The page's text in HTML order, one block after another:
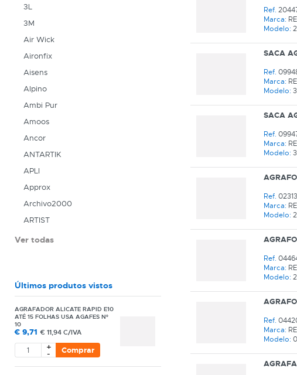
3L
3M
Air Wick
Aironfix
Aisens
Alpino
Ambi Pur
Amoos
Ancor
ANTARTIK
APLI
Approx
Archivo2000
ARTIST
Ver todas
Últimos produtos vistos
AGRAFADOR ALICATE RAPID E10
ATÉ 15 FOLHAS USA AGAFES Nº
10
€ 9,71 € 11,94 C/IVA
+
- Comprar
Ref.
Marca:
Modelo:
SACA
Ref.
Marca:
Modelo:
SACA
Ref.
Marca:
Modelo:
Ref.
Marca:
Modelo:
Ref.
Marca:
Modelo:
Ref.
Marca:
Modelo: